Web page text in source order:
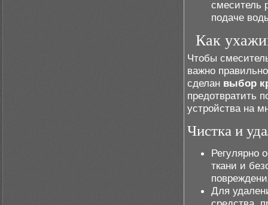
смеситель
подаче
Как
Чтобы
важно
сделан выбор
предотвратить
устройства на
Чистка и
Регулярно
ткани и
Для